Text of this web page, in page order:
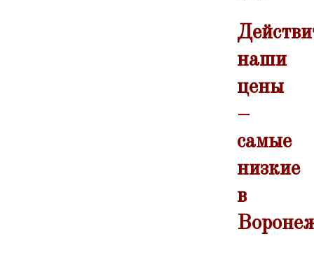
наши
цены
–
самые
низкие
в